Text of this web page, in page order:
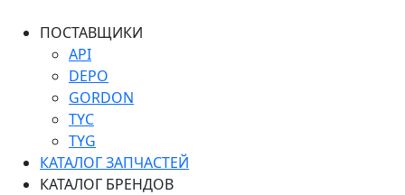
ПОСТАВЩИКИ
API
DEPO
GORDON
TYC
TYG
КАТАЛОГ ЗАПЧАСТЕЙ
КАТАЛОГ БРЕНДОВ